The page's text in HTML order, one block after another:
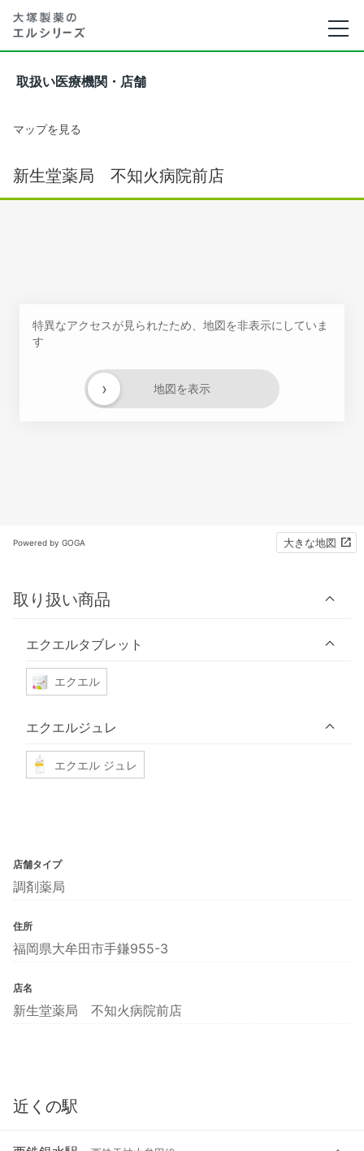
取扱い医療機関・店舗
マップを見る
新生堂薬局 不知火病院前店
特異なアクセスが見られたため、地図を非表示にしていま
す
地図を表示
›
Powered by GOGA 大きな地図
取り扱い商品
エクエルタブレット
エクエル
エクエルジュレ
エクエル ジュレ
店舗タイプ
調剤薬局
住所
福岡県大牟田市手鎌955-3
店名
新生堂薬局 不知火病院前店
近くの駅